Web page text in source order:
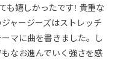
も嬉しかったです! 貴重な
ャージーズはストレッチ
マに曲を書きました。し
なお進んでいく強さを感